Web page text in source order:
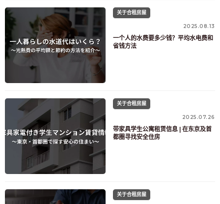
关于合租房屋
2025.08.13
一个人的水费要多少钱？平均水电费和
省钱方法
关于合租房屋
2025.07.26
带家具学生公寓租赁信息 | 在东京及首
都圈寻找安全住房
关于合租房屋